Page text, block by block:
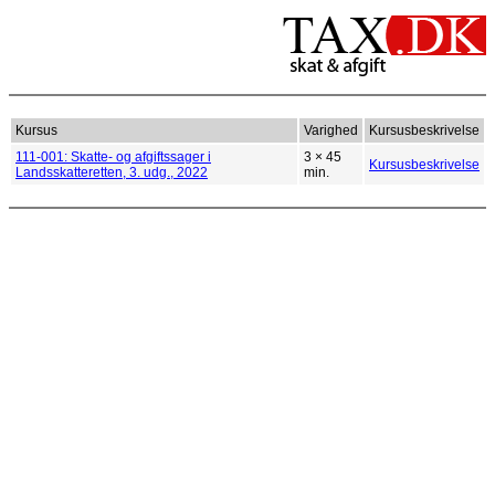
Kursus Varighed
Kursusbeskrivelse
111-001: Skatte- og afgiftssager i
Landsskatteretten, 3. udg., 2022
3 × 45
min.
Kursusbeskrivelse